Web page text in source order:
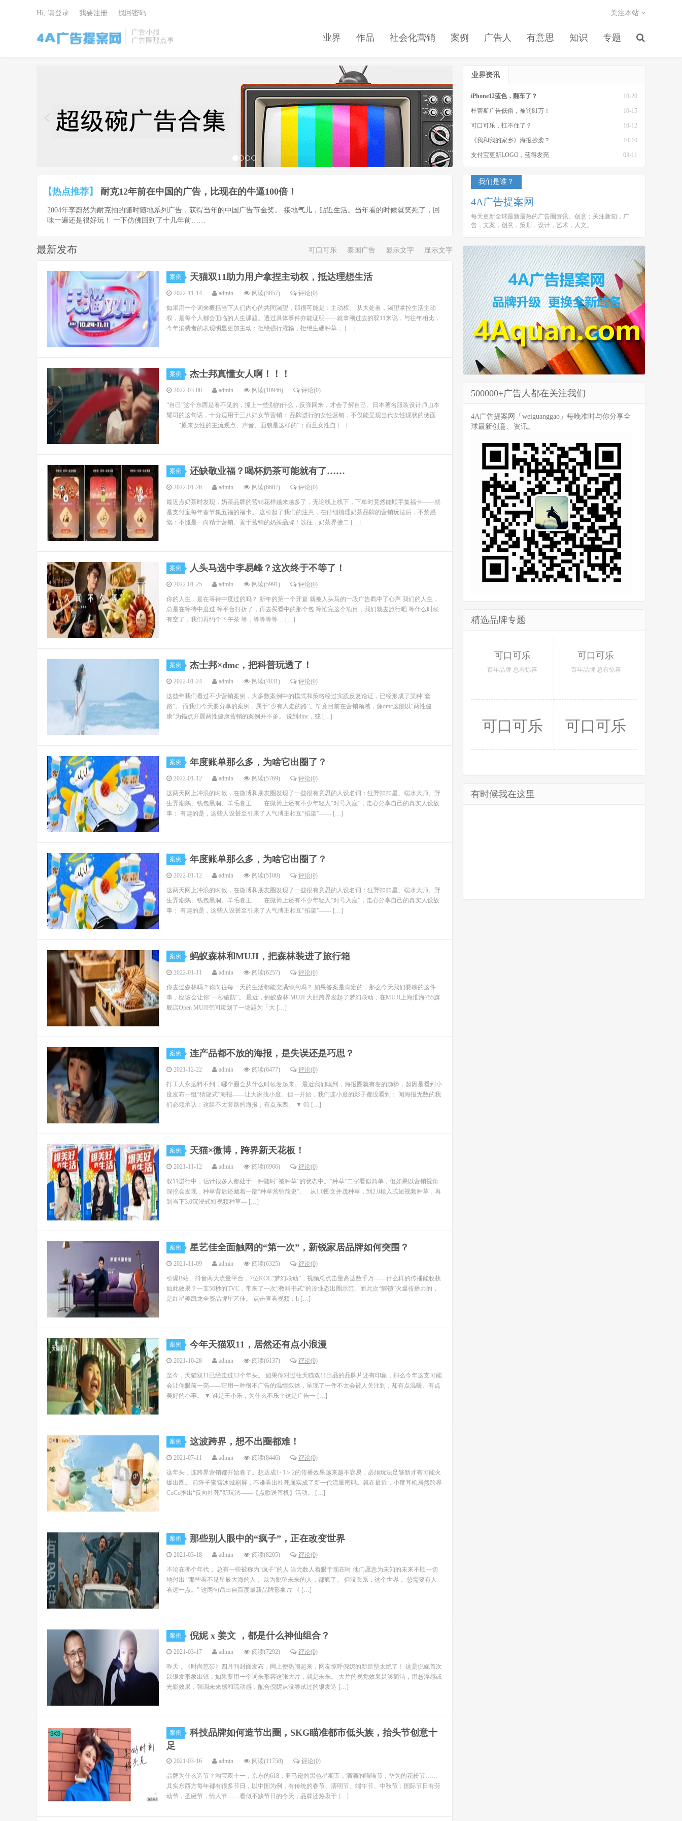
圈那点事
广告小报
广告圈那点事
业界 作品 社会化营销 案例 广告人 有意思 知识 专题
关注本站
Hi, 请登录 我要注册 找回密码
【热点推荐】 耐克12年前在中国的广告，比现在的牛逼100倍！
2004年李蔚然为耐克拍的随时随地系列广告，获得当年的中国广告节金奖。 接地气儿，贴近生活。当年看的时候就笑死了，回
味一遍还是很好玩！ 一下仿佛回到了十几年前……
最新发布 可口可乐 泰国广告 显示文字 显示文字
案例 天猫双11助力用户拿捏主动权，抵达理想生活
2022-11-14 admin 阅读(5857) 评论(0)
如果用一个词来概括当下人们内心的共同渴望，那很可能是：主动权。 从大处看，渴望掌控生活主动
权，是每个人都会面临的人生课题。透过具体事件亦能证明——就拿刚过去的双11来说，与往年相比，
今年消费者的表现明显更加主动：拒绝强行灌输，拒绝生硬种草， […]
案例 杰士邦真懂女人啊！！！
2022-03-08 admin 阅读(10946) 评论(0)
“自己”这个东西是看不见的，撞上一些别的什么，反弹回来，才会了解自己。日本著名服装设计师山本
耀司的这句话，十分适用于三八妇女节营销： 品牌进行的女性营销，不仅能呈现当代女性现状的侧面
——“原来女性的主流观点、声音、面貌是这样的”；而且女性自 […]
案例 还缺敬业福？喝杯奶茶可能就有了……
2022-01-26 admin 阅读(6607) 评论(0)
最近点奶茶时发现，奶茶品牌的营销花样越来越多了，无论线上线下，下单时竟然能顺手集福卡——就
是支付宝每年春节集五福的福卡。 这引起了我们的注意，在仔细梳理奶茶品牌的营销玩法后，不禁感
慨：不愧是一向精于营销、善于营销的奶茶品牌！以往，奶茶界接二 […]
案例 人头马选中李易峰？这次终于不等了！
2022-01-25 admin 阅读(5991) 评论(0)
你的人生，是在等待中度过的吗？ 新年的第一个开篇 就被人头马的一段广告戳中了心声 我们的人生，
总是在等待中度过 等平台打折了，再去买看中的那个包 等忙完这个项目，我们就去旅行吧 等什么时候
有空了，我们再约个下午茶 等，等等等等… […]
案例 杰士邦×dmc，把科普玩透了！
2022-01-24 admin 阅读(7831) 评论(0)
这些年我们看过不少营销案例，大多数案例中的模式和策略经过实践反复论证，已经形成了某种“套
路”。 而我们今天要分享的案例，属于“少有人走的路”。毕竟目前在营销领域，像dmc这般以“两性健
康”为锚点开展两性健康营销的案例并不多。 说到dmc，或 […]
案例 年度账单那么多，为啥它出圈了？
2022-01-12 admin 阅读(5769) 评论(0)
这两天网上冲浪的时候，在微博和朋友圈发现了一些很有意思的人设名词：狂野扣扣星、端水大师、野
生弄潮鹅、钱包黑洞、羊毛卷王……在微博上还有不少年轻人“对号入座”，走心分享自己的真实人设故
事： 有趣的是，这些人设甚至引来了人气博主相互“掐架”—— […]
案例 年度账单那么多，为啥它出圈了？
2022-01-12 admin 阅读(5100) 评论(0)
这两天网上冲浪的时候，在微博和朋友圈发现了一些很有意思的人设名词：狂野扣扣星、端水大师、野
生弄潮鹅、钱包黑洞、羊毛卷王……在微博上还有不少年轻人“对号入座”，走心分享自己的真实人设故
事： 有趣的是，这些人设甚至引来了人气博主相互“掐架”—— […]
案例 蚂蚁森林和MUJI，把森林装进了旅行箱
2022-01-11 admin 阅读(6257) 评论(0)
你去过森林吗？你向往每一天的生活都能充满绿意吗？ 如果答案是肯定的，那么今天我们要聊的这件
事，应该会让你“一秒破防”。 最近，蚂蚁森林 MUJI 大胆跨界发起了梦幻联动，在MUJI上海淮海755旗
舰店Open MUJI空间策划了一场题为「大 […]
案例 连产品都不放的海报，是失误还是巧思？
2021-12-22 admin 阅读(6477) 评论(0)
打工人永远料不到，哪个圈会从什么时候卷起来。 最近我们嗅到，海报圈就有卷的趋势，起因是看到小
度发布一组“猜谜式”海报——让大家找小度。但一开始，我们连小度的影子都没看到： 阅海报无数的我
们必须承认：这组不太套路的海报，有点东西。 ▼ 01 […]
案例 天猫×微博，跨界新天花板！
2021-11-12 admin 阅读(6966) 评论(0)
双11进行中，估计很多人都处于一种随时“被种草”的状态中。“种草”二字看似简单，但如果以营销视角
深挖会发现，种草背后还藏着一部“种草营销简史”。 从1.0图文并茂种草，到2.0植入式短视频种草，再
到当下3.0沉浸式短视频种草— […]
案例 星艺佳全面触网的“第一次”，新锐家居品牌如何突围？
2021-11-09 admin 阅读(6325) 评论(0)
引爆B站、抖音两大流量平台，7位KOL“梦幻联动”，视频总点击量高达数千万——什么样的传播能收获
如此效果？一支56秒的TVC，带来了一次“教科书式”的冷业态出圈示范。而此次“解锁”火爆传播力的，
是红星美凯龙全资品牌星艺佳。 点击查看视频：h […]
案例 今年天猫双11，居然还有点小浪漫
2021-10-28 admin 阅读(6137) 评论(0)
至今，天猫双11已经走过13个年头。 如果你对过往天猫双11出品的品牌片还有印象，那么今年这支可能
会让你眼前一亮——它用一种很不广告的温情叙述，呈现了一件不太会被人关注到，却有点温暖、有点
美好的小事。 ▼ 谁是王小乐，为什么不乐？这是广告一 […]
案例 这波跨界，想不出圈都难！
2021-07-11 admin 阅读(8446) 评论(0)
这年头，连跨界营销都开始卷了。想达成1+1＞2的传播效果越来越不容易，必须玩法足够新才有可能火
爆出圈。 前阵子蜜雪冰城刷屏，不难看出社死属实成了新一代流量密码。就在最近，小度耳机居然跨界
CoCo推出“反向社死”新玩法——【点歌送耳机】活动。 […]
案例 那些别人眼中的“疯子”，正在改变世界
2021-03-18 admin 阅读(8205) 评论(0)
不论在哪个年代， 总有一些被称为“疯子”的人 当无数人着眼于现在时 他们愿意为未知的未来不顾一切
地付出 “那些看不见星辰大海的人， 以为眺望未来的人，都疯了。 但没关系，这个世界， 总需要有人
看远一点。” 这两句话出自百度最新品牌形象片 《 […]
案例 倪妮 x 姜文 ，都是什么神仙组合？
2021-03-17 admin 阅读(7292) 评论(0)
昨天，《时尚芭莎》四月刊封面发布，网上便热闹起来，网友惊呼倪妮的新造型太绝了！ 这是倪妮首次
以银发形象出镜，如果要用一个词来形容这张大片，就是未来。 大片的视觉效果足够简洁，用悬浮感或
光影效果，强调未来感和流动感，配合倪妮从没尝试过的银发造 […]
案例
科技品牌如何造节出圈，SKG瞄准都市低头族，抬头节创意十
足
2021-03-16 admin 阅读(11758) 评论(0)
品牌为什么造节？淘宝双十一，京东的618，亚马逊的黑色星期五，滴滴的喵喵节，华为的花粉节……
其实东西方每年都有很多节日，以中国为例，有传统的春节、清明节、端午节、中秋节；国际节日有劳
动节，圣诞节，情人节……看似不缺节日的今天，品牌还热衷于 […]
业界资讯
10-20
iPhone12蓝色，翻车了？
10-15
杜蕾斯广告低俗，被罚81万！
10-12
可口可乐，扛不住了？
10-10
《我和我的家乡》海报抄袭？
03-11
支付宝更新LOGO，蓝得发亮
我们是谁？
4A广告提案网
每天更新全球最新最热的广告圈资讯、创意；关注新知，广
告，文案，创意，策划，设计，艺术，人文。
500000+广告人都在关注我们
4A广告提案网「weiguanggao」每晚准时与你分享全
球最新创意、资讯。
精选品牌专题
可口可乐
百年品牌 总有惊喜
可口可乐
百年品牌 总有惊喜
可口可乐 可口可乐
有时候我在这里